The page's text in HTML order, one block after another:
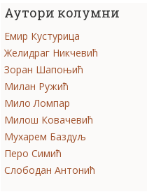
Аутори колумни
Емир Кустурица
Желидраг Никчевић
Зоран Шапоњић
Милан Ружић
Мило Ломпар
Милош Ковачевић
Мухарем Баздуљ
Перо Симић
Слободан Антонић